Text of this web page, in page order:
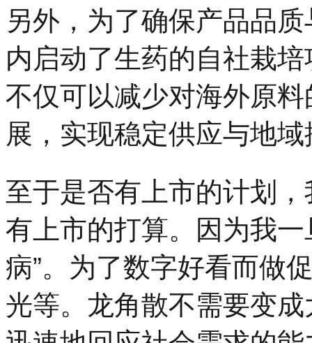
另外，为了确保产品品
内启动了生药的自社栽
不仅可以减少对海外原
展，实现稳定供应与地
至于是否有上市的计划
有上市的打算。因为我
病”。为了数字好看而做
光等。龙角散不需要变